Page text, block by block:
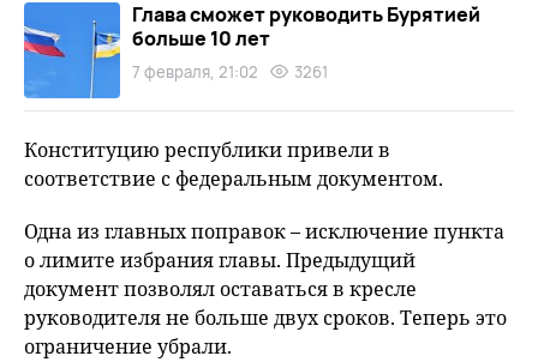
Глава сможет руководить Бурятией
больше 10 лет
7 февраля, 21:02 3261
Конституцию республики привели в
соответствие с федеральным документом.
Одна из главных поправок – исключение пункта
о лимите избрания главы. Предыдущий
документ позволял оставаться в кресле
руководителя не больше двух сроков. Теперь это
ограничение убрали.